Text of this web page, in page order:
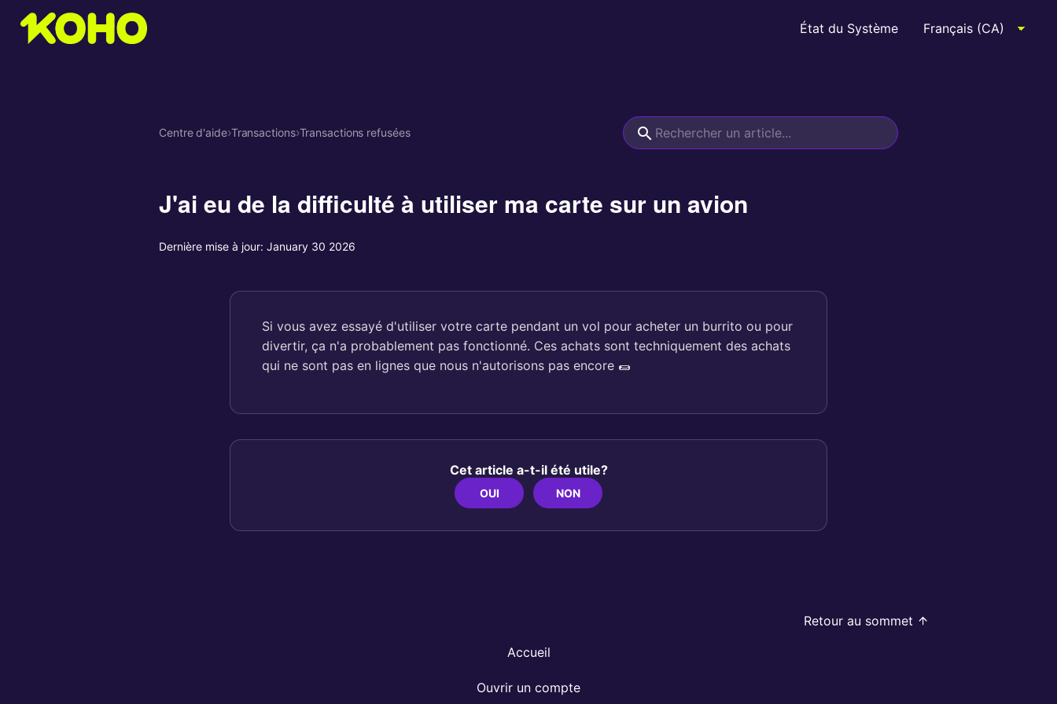
État du Système
Centre d'aide›Transactions›Transactions refusées
J'ai eu de la difficulté à utiliser ma carte sur un avion
Dernière mise à jour: January 30 2026
Si vous avez essayé d'utiliser votre carte pendant un vol pour acheter un burrito ou pour
divertir, ça n'a probablement pas fonctionné. Ces achats sont techniquement des achats
qui ne sont pas en lignes que nous n'autorisons pas encore 🌯
Cet article a-t-il été utile?
OUI NON
Retour au sommet
Accueil
Ouvrir un compte